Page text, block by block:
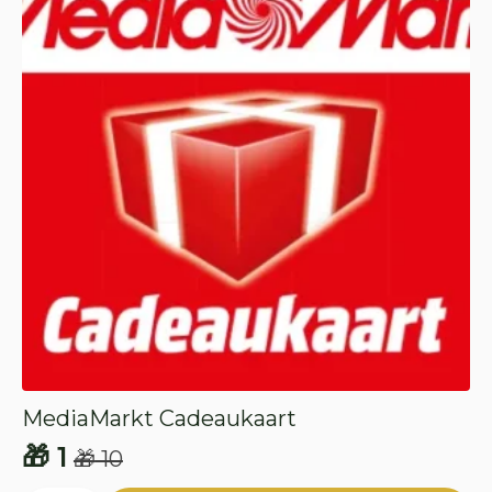
MediaMarkt Cadeaukaart
🎁10
Oorspronkelijke
🎁 1
Huidige